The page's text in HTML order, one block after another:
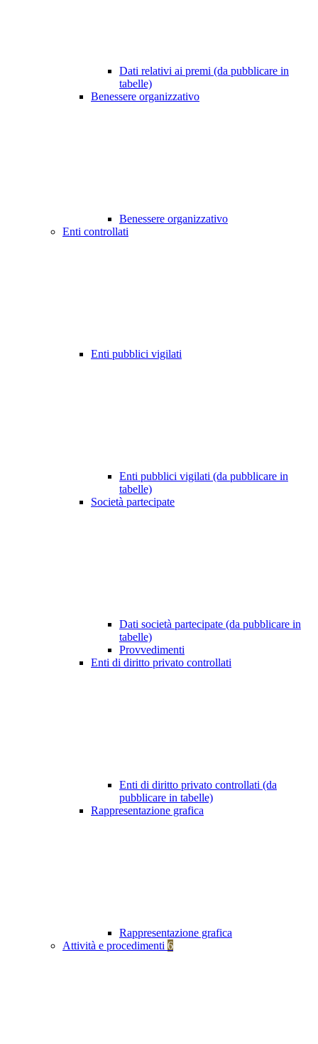
Dati relativi ai premi (da pubblicare in
tabelle)
Benessere organizzativo
Benessere organizzativo
Enti controllati
Enti pubblici vigilati
Enti pubblici vigilati (da pubblicare in
tabelle)
Società partecipate
Dati società partecipate (da pubblicare in
tabelle)
Provvedimenti
Enti di diritto privato controllati
Enti di diritto privato controllati (da
pubblicare in tabelle)
Rappresentazione grafica
Rappresentazione grafica
Attività e procedimenti 6